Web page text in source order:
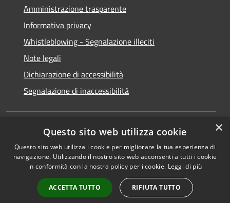
Amministrazione trasparente
Informativa privacy
Whistleblowing - Segnalazione illeciti
Note legali
Dichiarazione di accessibilità
Segnalazione di inaccessibilità
RSS
Accessibilità
Privacy
Mappa del sito
Copyright © 2026 • Comune di
Valdisotto • Powered by
Municipium•Accesso
redazione
×
Questo sito web utilizza cookie
Questo sito web utilizza i cookie per migliorare la tua esperienza di
navigazione. Utilizzando il nostro sito web acconsenti a tutti i cookie
in conformità con la nostra policy per i cookie. Leggi di più
ACCETTA TUTTO RIFIUTA TUTTO